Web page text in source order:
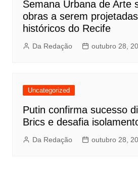
Semana Urbana de Arte
obras a serem
históricos do Recife
Da Redação outubro 28,
Uncategorized
Putin confirma sucesso
Brics e desafia
Da Redação outubro 28,